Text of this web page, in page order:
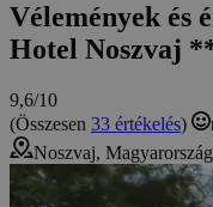
Vélemények és
Hotel Noszvaj
9,6/10
(Összesen 33 értékelés)
Noszvaj,